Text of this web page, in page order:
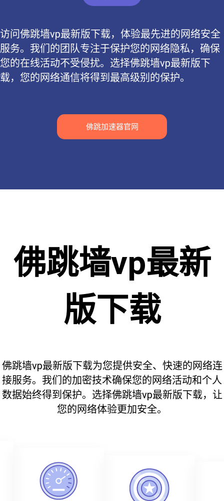
访问佛跳墙vp最新版下载，体验最先进的网络安全
服务。我们的团队专注于保护您的网络隐私，确保
您的在线活动不受侵扰。选择佛跳墙vp最新版下
载，您的网络通信将得到最高级别的保护。
佛跳加速器官网
佛跳墙vp最新
版下载
佛跳墙vp最新版下载为您提供安全、快速的网络连
接服务。我们的加密技术确保您的网络活动和个人
数据始终得到保护。选择佛跳墙vp最新版下载，让
您的网络体验更加安全。